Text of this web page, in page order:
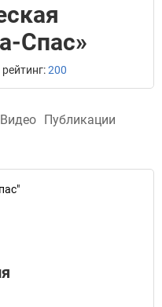
Спас»
200
Видео Публикации